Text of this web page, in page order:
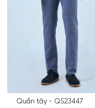
Quần tây - QS23447